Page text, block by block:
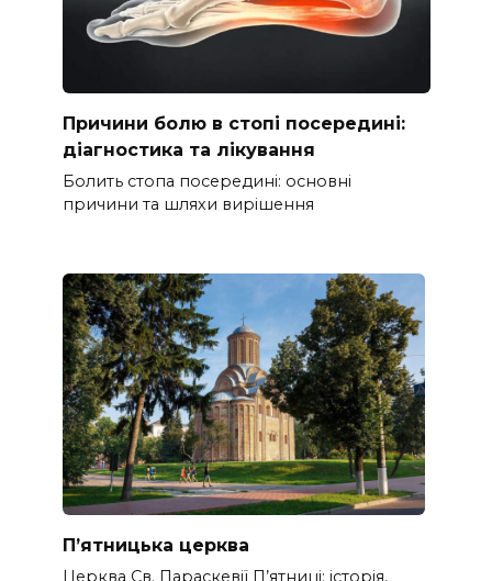
Причини болю в стопі посередині:
діагностика та лікування
Болить стопа посередині: основні
причини та шляхи вирішення
П’ятницька церква
Церква Св. Параскевії П’ятниці: історія,